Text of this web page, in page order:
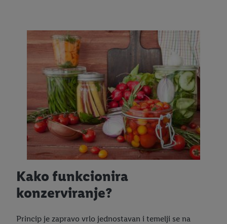
Kako funkcionira
konzerviranje?
Princip je zapravo vrlo jednostavan i temelji se na